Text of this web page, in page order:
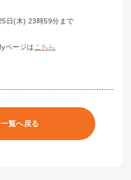
日(木) 23時59分まで
ページはこちら
一覧へ戻る